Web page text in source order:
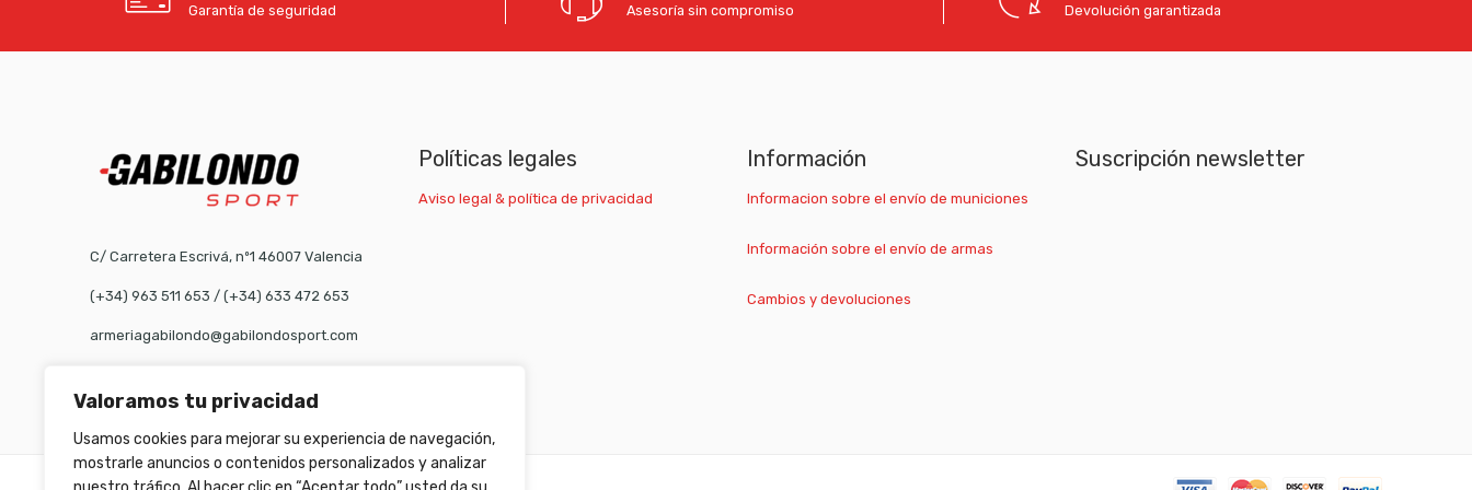
Valoramos tu privacidad
Usamos cookies para mejorar su experiencia de navegación,
mostrarle anuncios o contenidos personalizados y analizar
Garantía de seguridad Asesoría sin compromiso Devolución garantizada
C/ Carretera Escrivá, nº1 46007 Valencia
(+34) 963 511 653 / (+34) 633 472 653
armeriagabilondo@gabilondosport.com
Políticas legales
Aviso legal & política de privacidad
Información
Informacion sobre el envío de municiones
Información sobre el envío de armas
Cambios y devoluciones
Suscripción newsletter